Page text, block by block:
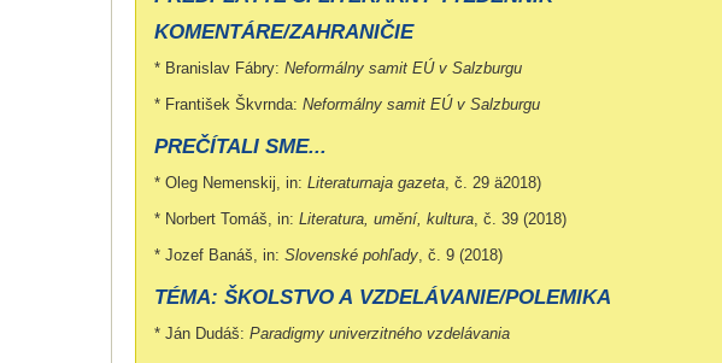
KOMENTÁRE/ZAHRANIČIE
* Branislav Fábry: Neformálny samit EÚ v Salzburgu
* František Škvrnda: Neformálny samit EÚ v Salzburgu
PREČÍTALI SME...
* Oleg Nemenskij, in: Literaturnaja gazeta, č. 29 ä2018)
* Norbert Tomáš, in: Literatura, umění, kultura, č. 39 (2018)
* Jozef Banáš, in: Slovenské pohľady, č. 9 (2018)
TÉMA: ŠKOLSTVO A VZDELÁVANIE/POLEMIKA
* Ján Dudáš: Paradigmy univerzitného vzdelávania